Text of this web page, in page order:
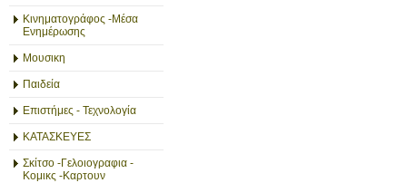
Κινηματογράφος -Μέσα
Ενημέρωσης
Μουσικη
Παιδεία
Επιστήμες - Τεχνολογία
ΚΑΤΑΣΚΕΥΕΣ
Σκίτσο -Γελοιογραφια -
Κομικς -Καρτουν